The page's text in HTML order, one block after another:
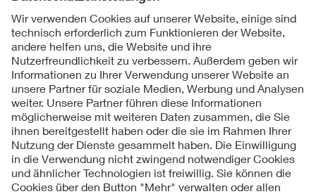
Folgen Sie uns
Kontakte
Service